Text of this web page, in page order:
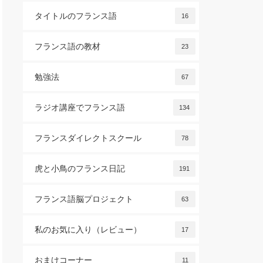
タイトルのフランス語 16
フランス語の教材 23
勉強法 67
ラジオ講座でフランス語 134
フランスダイレクトスクール 78
虎と小鳥のフランス日記 191
フランス語脳プロジェクト 63
私のお気に入り（レビュー） 17
おまけコーナー 11